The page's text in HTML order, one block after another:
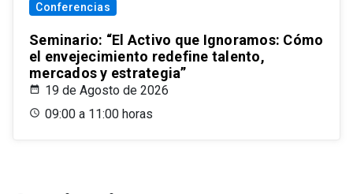
Conferencias
Seminario: “El Activo que Ignoramos: Cómo
el envejecimiento redefine talento,
mercados y estrategia”
19 de Agosto de 2026
09:00 a 11:00 horas